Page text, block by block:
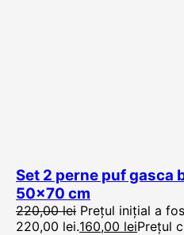
Set 2 perne puf gasca
50×70 cm
220,00lei Prețul inițial a
220,00 lei.160,00 leiPrețul